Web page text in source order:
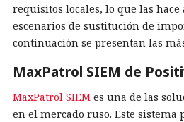
requisitos locales, lo que las hace
escenarios de sustitución de
continuación se presentan las
MaxPatrol SIEM de
MaxPatrol SIEM es una de las
en el mercado ruso. Este sistema